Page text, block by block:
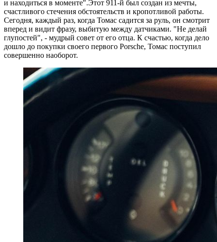
и находиться в моменте".Этот 911-й был создан из мечты,
счастливого стечения обстоятельств и кропотливой работы.
Сегодня, каждый раз, когда Томас садится за руль, он смотрит
вперед и видит фразу, выбитую между датчиками. "Не делай
глупостей", - мудрый совет от его отца. К счастью, когда дело
дошло до покупки своего первого Porsche, Томас поступил
совершенно наоборот.